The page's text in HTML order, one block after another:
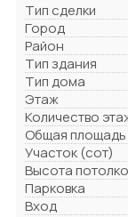
Тип сделки
Город
Район
Тип здания
Тип дома
Этаж
Количество
Общая площадь
Участок (сот)
Высота
Парковка
Вход